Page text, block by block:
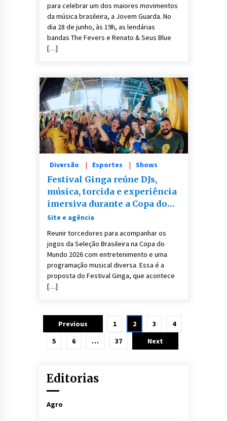
para celebrar um dos maiores movimentos
da música brasileira, a Jovem Guarda. No
dia 28 de junho, às 19h, as lendárias
bandas The Fevers e Renato & Seus Blue
[…]
Diversão Esportes Shows
Festival Ginga reúne DJs,
música, torcida e experiência
imersiva durante a Copa do
Mundo em Curitiba
Site e agência
Reunir torcedores para acompanhar os
jogos da Seleção Brasileira na Copa do
Mundo 2026 com entretenimento e uma
programação musical diversa. Essa é a
proposta do Festival Ginga, que acontece
[…]
Paginação
Previous 1 2 3
4
5
6 … 37 Next
Editorias
Agro